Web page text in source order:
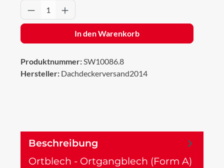
Produkt Anzahl: Gib den gewünschten
In den Warenkorb
Produktnummer:SW10086.8
Hersteller: Dachdeckerversand2014
Beschreibung
Ortblech - Ortgangblech (Form A)